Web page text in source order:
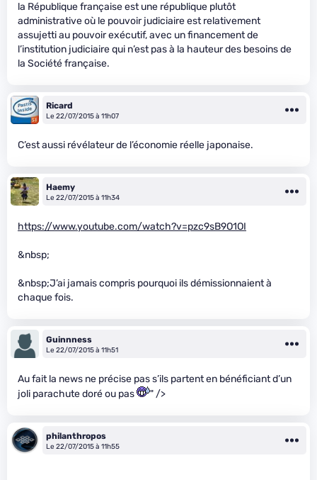
la République française est une république plutôt
administrative où le pouvoir judiciaire est relativement
assujetti au pouvoir exécutif, avec un financement de
l’institution judiciaire qui n’est pas à la hauteur des besoins de
la Société française.
Ricard
Le 22/07/2015 à 11h07
C’est aussi révélateur de l’économie réelle japonaise.
Haemy
Le 22/07/2015 à 11h34
https://www.youtube.com/watch?v=pzc9sB9O1OI
&nbsp;
&nbsp;J’ai jamais compris pourquoi ils démissionnaient à
chaque fois.
Guinnness
Le 22/07/2015 à 11h51
Au fait la news ne précise pas s’ils partent en bénéficiant d’un
joli parachute doré ou pas
" />
philanthropos
Le 22/07/2015 à 11h55